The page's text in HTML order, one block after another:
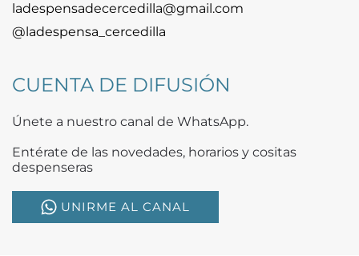
ladespensadecercedilla@gmail.com
@ladespensa_cercedilla
CUENTA DE DIFUSIÓN
Únete a nuestro canal de WhatsApp.
Entérate de las novedades, horarios y cositas
despenseras
UNIRME AL CANAL